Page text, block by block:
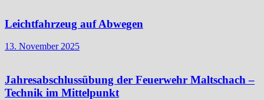
Leichtfahrzeug auf Abwegen
13. November 2025
Jahresabschlussübung der Feuerwehr Maltschach –
Technik im Mittelpunkt